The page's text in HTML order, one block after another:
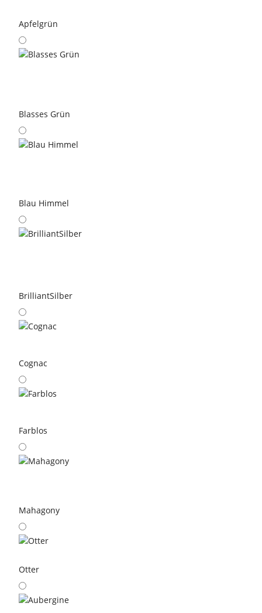
Apfelgrün
Blasses Grün
Blau Himmel
BrilliantSilber
Cognac
Farblos
Mahagony
Otter